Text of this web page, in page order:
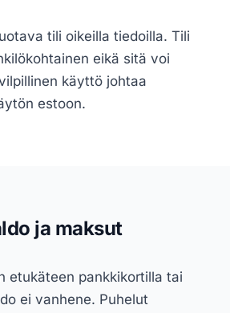
tili oikeilla tiedoilla. Tili
eikä sitä voi
käyttö johtaa
estoon.
ja maksut
etukäteen pankkikortilla tai
ei vanhene. Puhelut